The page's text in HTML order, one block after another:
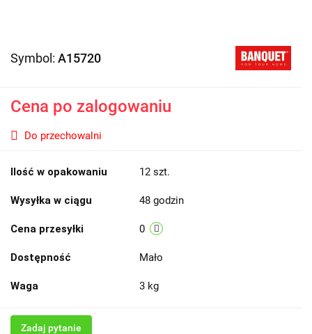
Symbol: A15720
Cena po zalogowaniu
Do przechowalni
Ilość w opakowaniu 12 szt.
Wysyłka w ciągu 48 godzin
Cena przesyłki 0
Dostępność Mało
Waga 3 kg
Zadaj pytanie